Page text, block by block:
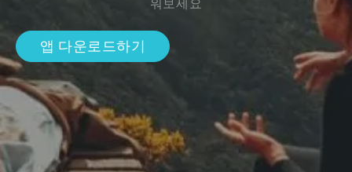
워보세요
앱 다운로드하기